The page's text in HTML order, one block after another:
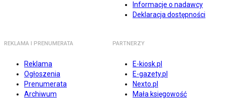
Informacje o nadawcy
Deklaracja dostępności
REKLAMA I PRENUMERATA
Reklama
Ogłoszenia
Prenumerata
Archiwum
PARTNERZY
E-kiosk.pl
E-gazety.pl
Nexto.pl
Mała księgowość